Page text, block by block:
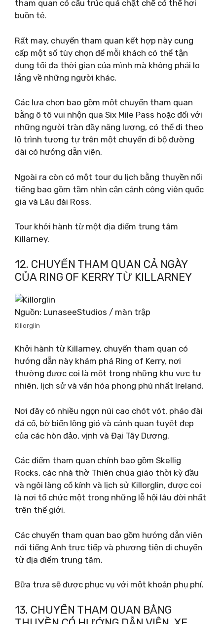
tham quan có cấu trúc quá chặt chẽ có thể hơi
buồn tẻ.
Rất may, chuyến tham quan kết hợp này cung
cấp một số tùy chọn để mỗi khách có thể tận
dụng tối đa thời gian của mình mà không phải lo
lắng về những người khác.
Các lựa chọn bao gồm một chuyến tham quan
bằng ô tô vui nhộn qua Six Mile Pass hoặc đối với
những người tràn đầy năng lượng, có thể đi theo
lộ trình tương tự trên một chuyến đi bộ đường
dài có hướng dẫn viên.
Ngoài ra còn có một tour du lịch bằng thuyền nổi
tiếng bao gồm tầm nhìn cận cảnh công viên quốc
gia và Lâu đài Ross.
Tour khởi hành từ một địa điểm trung tâm
Killarney.
12. CHUYẾN THAM QUAN CẢ NGÀY
CỦA RING OF KERRY TỪ KILLARNEY
Nguồn: LunaseeStudios / màn trập
Killorglin
Khởi hành từ Killarney, chuyến tham quan có
hướng dẫn này khám phá Ring of Kerry, nơi
thường được coi là một trong những khu vực tự
nhiên, lịch sử và văn hóa phong phú nhất Ireland.
Nơi đây có nhiều ngọn núi cao chót vót, pháo đài
đá cổ, bờ biển lộng gió và cảnh quan tuyệt đẹp
của các hòn đảo, vịnh và Đại Tây Dương.
Các điểm tham quan chính bao gồm Skellig
Rocks, các nhà thờ Thiên chúa giáo thời kỳ đầu
và ngôi làng cổ kính và lịch sử Killorglin, được coi
là nơi tổ chức một trong những lễ hội lâu đời nhất
trên thế giới.
Các chuyến tham quan bao gồm hướng dẫn viên
nói tiếng Anh trực tiếp và phương tiện di chuyển
từ địa điểm trung tâm.
Bữa trưa sẽ được phục vụ với một khoản phụ phí.
13. CHUYẾN THAM QUAN BẰNG